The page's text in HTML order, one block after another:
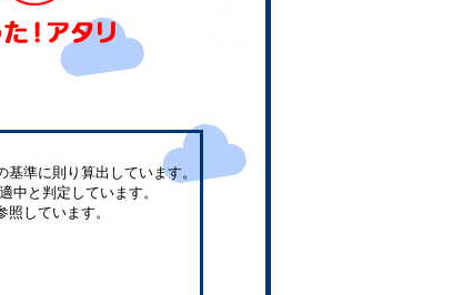
準に則り算出しています。
中と判定しています。
照しています。